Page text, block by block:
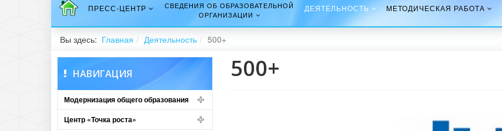
ПРЕСС-ЦЕНТР
СВЕДЕНИЯ ОБ ОБРАЗОВАТЕЛЬНОЙ
ОРГАНИЗАЦИИ
ДЕЯТЕЛЬНОСТЬ МЕТОДИЧЕСКАЯ РАБОТА
Вы здесь: Главная Деятельность 500+
НАВИГАЦИЯ
Модернизация общего образования
Центр «Точка роста»
500+